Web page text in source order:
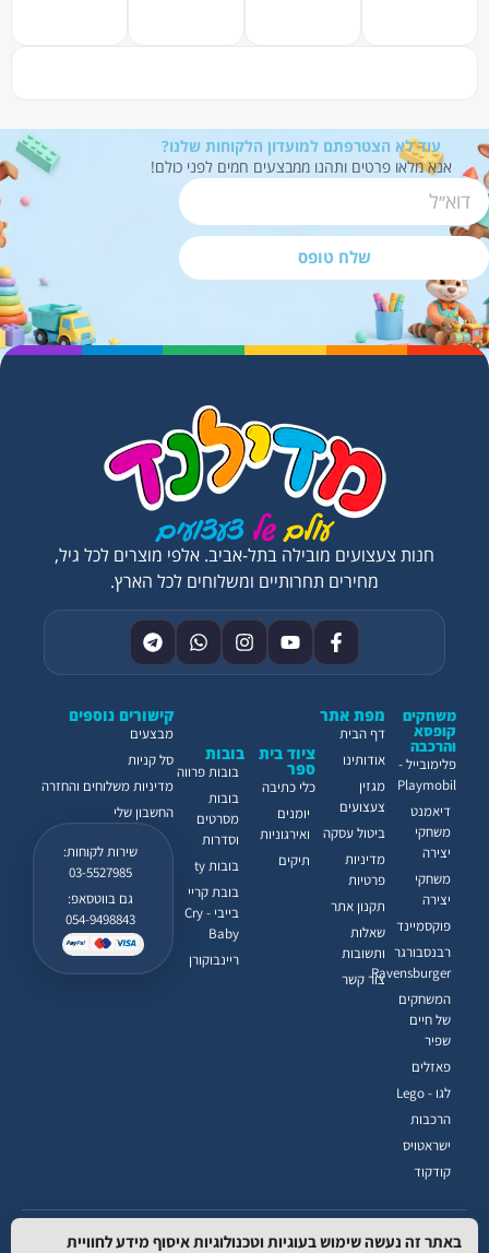
עוד לא הצטרפתם למועדון הלקוחות שלנו?
אנא מלאו פרטים ותהנו ממבצעים חמים לפני כולם!
שלח טופס
© 2026 מדילנד. כל הזכויות
קישורים נוספים
מבצעים
סל קניות
מדיניות משלוחים והחזרה
החשבון שלי
שירות לקוחות:
03-5527985
גם בווטסאפ:
054-9498843
ציוד בית
ספר
כלי כתיבה
יומנים
ואירגוניות
תיקים
בובות
בובות פרווה
בובות
מסרטים
וסדרות
בובות ty
בובת קריי
בייבי - Cry
Baby
ריינבוקורן
משחקים
קופסא
והרכבה
פלימובייל -
Playmobil
דיאמנט
משחקי
יצירה
משחקי
יצירה
פוקסמיינד
רבנסבורגר
Ravensburger
המשחקים
של חיים
שפיר
פאזלים
לגו - Lego
הרכבות
ישראטויס
קודקוד
מפת אתר
דף הבית
אודותינו
מגזין
צעצועים
ביטול עסקה
מדיניות
פרטיות
תקנון אתר
שאלות
ותשובות
צור קשר
חנות צעצועים מובילה בתל-אביב. אלפי מוצרים לכל גיל,
מחירים תחרותיים ומשלוחים לכל הארץ.
באתר זה נעשה שימוש בעוגיות וטכנולוגיות איסוף מידע לחוויית